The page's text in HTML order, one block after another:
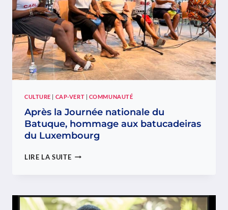
DE
CASA
DE
CRIANÇA,
À
PORTO
NOVO
CULTURE | CAP-VERT | COMMUNAUTÉ
Après la Journée nationale du
Batuque, hommage aux batucadeiras
du Luxembourg
LIRE LA SUITEAPRÈS
DU
BATUQUE,